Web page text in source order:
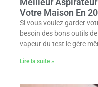
Meilleur
Votre Maison En
Si vous voulez garder
besoin des bons outils
vapeur du test le gère
Lire la suite »